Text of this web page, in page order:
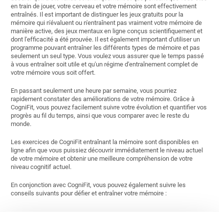
en train de jouer, votre cerveau et votre mémoire sont effectivement
entraînés. Il est important de distinguer les jeux gratuits pour la
mémoire qui n'évaluent ou n'entraînent pas vraiment votre mémoire de
manière active, des jeux mentaux en ligne conçus scientifiquement et
dont l'efficacité a été prouvée. Il est également important d'utiliser un
programme pouvant entraîner les différents types de mémoire et pas
seulement un seul type. Vous voulez vous assurer que le temps passé
à vous entraîner soit utile et qu'un régime d'entraînement complet de
votre mémoire vous soit offert.
En passant seulement une heure par semaine, vous pourriez
rapidement constater des améliorations de votre mémoire. Grâce à
CogniFit, vous pouvez facilement suivre votre évolution et quantifier vos
progrès au fil du temps, ainsi que vous comparer avec le reste du
monde.
Les exercices de CogniFit entraînant la mémoire sont disponibles en
ligne afin que vous puissiez découvrir immédiatement le niveau actuel
de votre mémoire et obtenir une meilleure compréhension de votre
niveau cognitif actuel.
En conjonction avec CogniFit, vous pouvez également suivre les
conseils suivants pour défier et entraîner votre mémoire :